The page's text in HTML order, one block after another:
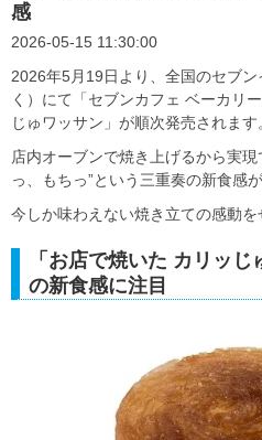
感
2026-05-15 11:30:00
2026年5月19日より、全国のセブ
く）にて「セブンカフェ ベーカリ
じゅワッサン」が順次発売されます
店内オーブンで焼き上げるから実
っ、もちっ”という三重奏の新食感が
今しか味わえない焼き立ての感動を
「お店で焼いた カリッ
の新食感に注目